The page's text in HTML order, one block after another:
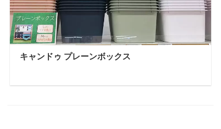
キャンドゥ プレーンボックス